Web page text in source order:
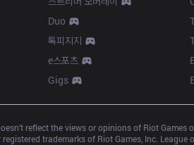
Duo
톡피지지
e스포츠
Gigs
reflect the views or opinions of Riot
trademarks of Riot Games, Inc. League